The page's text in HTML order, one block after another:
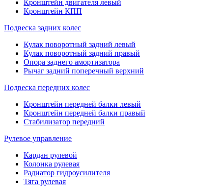
Кронштейн двигателя левый
Кронштейн КПП
Подвеска задних колес
Кулак поворотный задний левый
Кулак поворотный задний правый
Опора заднего амортизатора
Рычаг задний поперечный верхний
Подвеска передних колес
Кронштейн передней балки левый
Кронштейн передней балки правый
Стабилизатор передний
Рулевое управление
Кардан рулевой
Колонка рулевая
Радиатор гидроусилителя
Тяга рулевая